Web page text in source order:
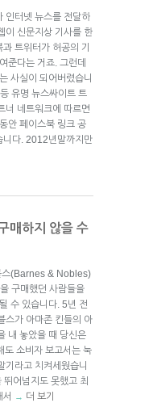
인터넷 뉴스를 전달하
이 신문지상 기사를 한
트위터가 허공의 기
준다는 거죠. 그런데
사실이 되어버렸습니
유명 뉴스싸이트 트
너 네트워크에 따르면
안 페이스북 링크 공
니다. 2012년말까지만
매하지 않을 수
스(Barnes & Nobles)
구매했던 사람들을
수 있습니다. 5년 전
스가 아마존 킨들의 아
내 놓았을 때 당신은
도 소비자 보고서는 눅
기라고 치켜세웠습니
어넘지도 못했고 최
→ 더 보기